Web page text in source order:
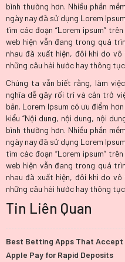
bình thường hơn. Nhiều phần
ngày nay đã sử dụng Lorem
tìm các đoạn “Lorem ipsum”
web hiện vẫn đang trong quá
nhau đã xuất hiện, đôi khi do
những câu hài hước hay thông
Chúng ta vẫn biết rằng, làm
nghĩa dễ gây rối trí và cản trở
bản. Lorem Ipsum có ưu điểm
kiểu “Nội dung, nội dung, nội
bình thường hơn. Nhiều phần
ngày nay đã sử dụng Lorem
tìm các đoạn “Lorem ipsum”
web hiện vẫn đang trong quá
nhau đã xuất hiện, đôi khi do
những câu hài hước hay thông
Tin Liên Quan
Best Betting Apps That Accept
Apple Pay for Rapid Deposits